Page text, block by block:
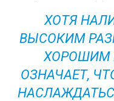
ХОТЯ
ВЫСОКИМ
ХОРОШИМ
ОЗНАЧАЕТ,